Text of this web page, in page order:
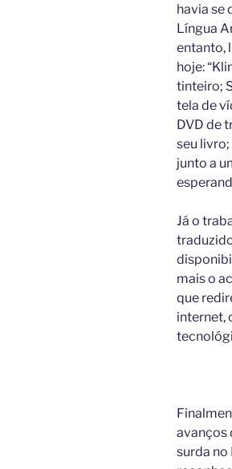
havia se
Língua
entanto,
hoje:
tinteiro;
tela de
DVD de
seu
junto a
Já o
mais o
que
internet,
avanços
surda no